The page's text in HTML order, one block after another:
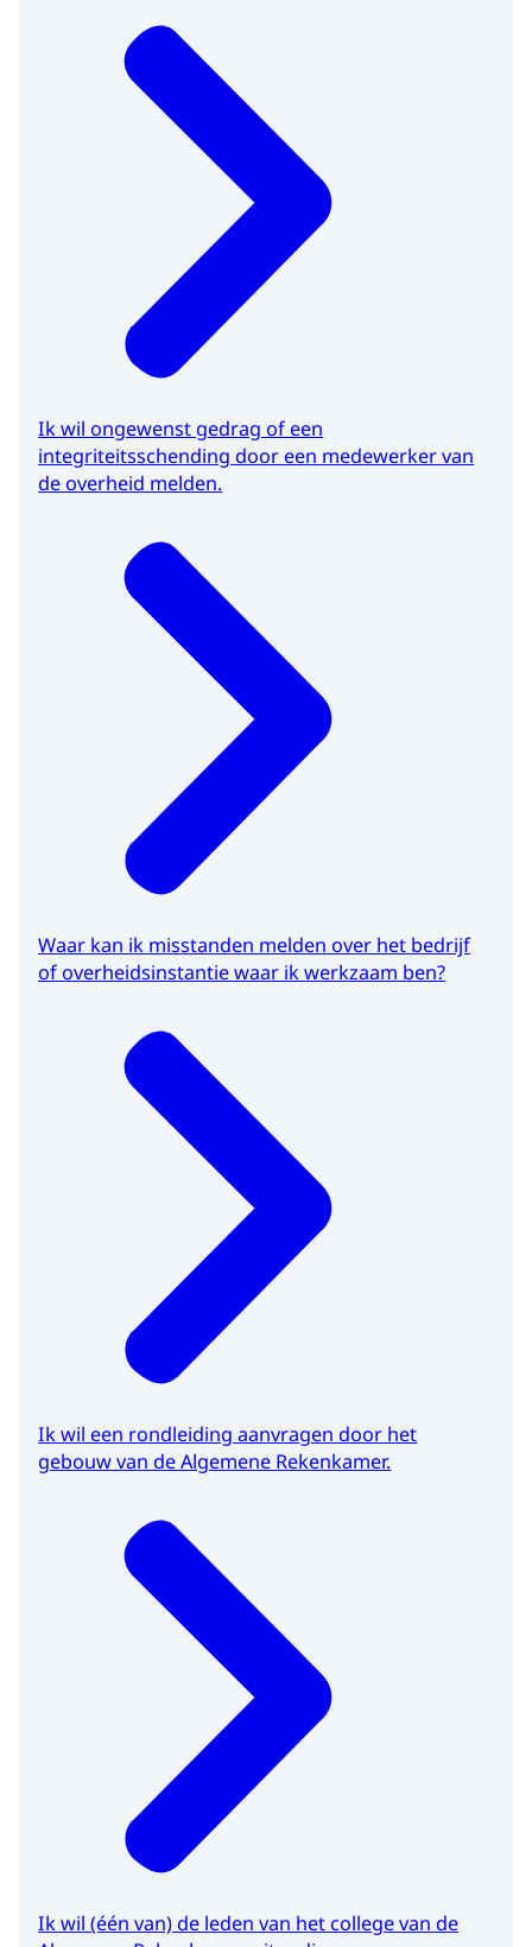
Ik wil ongewenst gedrag of een
integriteitsschending door een medewerker van
de overheid melden.
Waar kan ik misstanden melden over het bedrijf
of overheidsinstantie waar ik werkzaam ben?
Ik wil een rondleiding aanvragen door het
gebouw van de Algemene Rekenkamer.
Ik wil (één van) de leden van het college van de